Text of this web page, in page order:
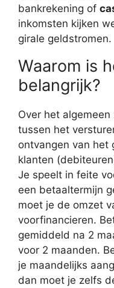
bankrekening of
inkomsten kijken
girale geldstromen.
Waarom is
belangrijk?
Over het algemeen
tussen het
ontvangen van het
klanten
Je speelt in feite
een betaaltermijn
moet je de omzet
voorfinancieren.
gemiddeld na 2
voor 2 maanden.
je maandelijks
dan moet je zelfs